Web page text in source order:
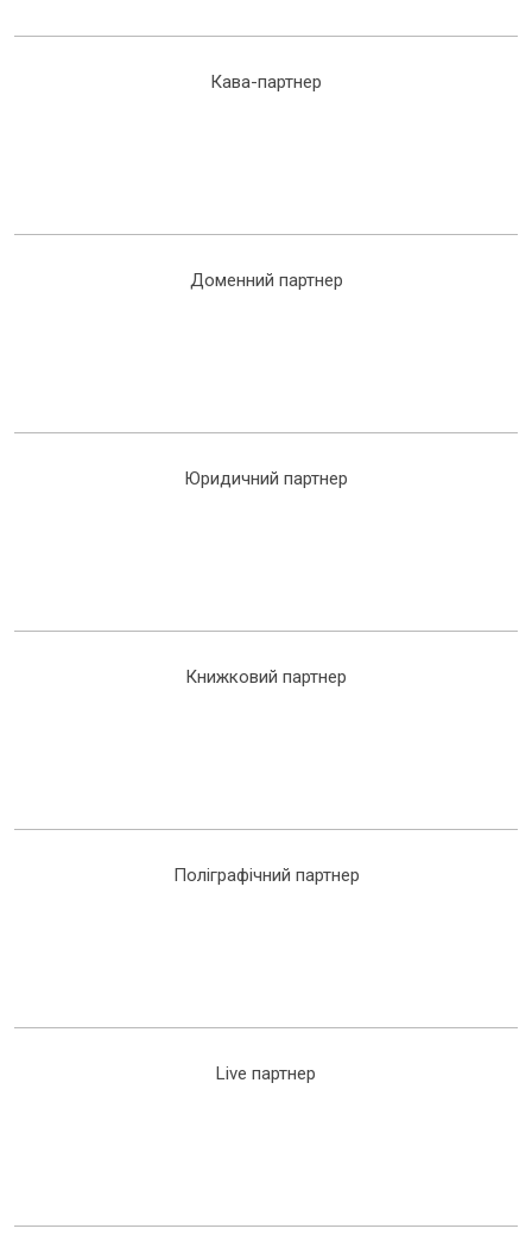
Кава-партнер
Доменний партнер
Юридичний партнер
Книжковий партнер
Поліграфічний партнер
Live партнер